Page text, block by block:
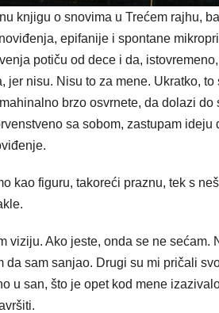
knji­gu o snovima u Trećem rajhu,
epifanije i spontane
potiču od dece i da,
nisu. Nisu to za mene. Ukratko,
brzo osvrnete, da dolazi
sa sobom, zastupam ideju
kao figuru, takoreći praznu, tek s
viziju. Ako jeste, onda se ne sećam.
sam sanjao. Drugi su mi pričali
u san, što je opet kod mene